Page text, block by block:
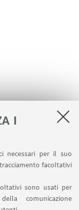
I
necessari per il suo
facoltativi
sono usati per
comunicazione
SU: